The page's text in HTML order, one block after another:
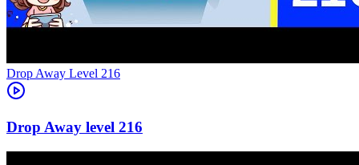
Level 216
216